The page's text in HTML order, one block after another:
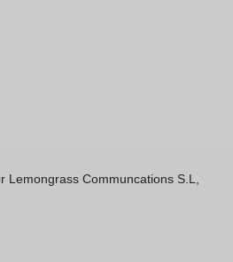
Lemongrass Communcations S.L,